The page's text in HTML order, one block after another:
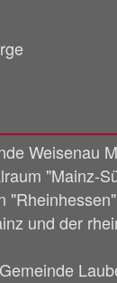
Weisenau
"Mainz-
und der